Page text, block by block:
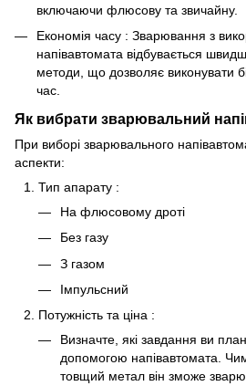
включаючи флюсову та звичайну.
Економія часу : Зварювання з
напівавтомата відбувається
методи, що дозволяє виконувати
час.
Як вибрати зварювальний
При виборі зварювального
аспекти:
Тип апарату :
На флюсовому дроті
Без газу
З газом
Імпульсний
Потужність та ціна :
Визначте, які завдання ви
допомогою напівавтомата.
товщий метал він зможе